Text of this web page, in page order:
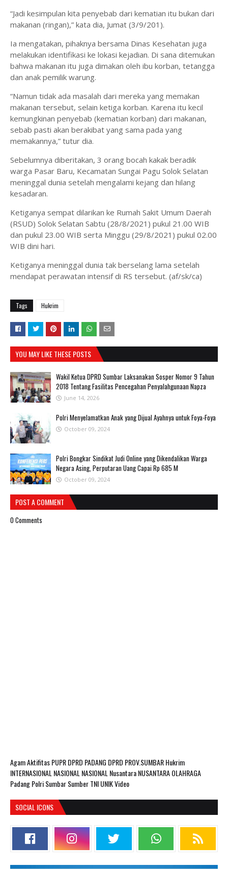
“Jadi kesimpulan kita penyebab dari kematian itu bukan dari
makanan (ringan),” kata dia, Jumat (3/9/201).
Ia mengatakan, pihaknya bersama Dinas Kesehatan juga
melakukan identifikasi ke lokasi kejadian. Di sana ditemukan
bahwa makanan itu juga dimakan oleh ibu korban, tetangga
dan anak pemilik warung.
“Namun tidak ada masalah dari mereka yang memakan
makanan tersebut, selain ketiga korban. Karena itu kecil
kemungkinan penyebab (kematian korban) dari makanan,
sebab pasti akan berakibat yang sama pada yang
memakannya,” tutur dia.
Sebelumnya diberitakan, 3 orang bocah kakak beradik
warga Pasar Baru, Kecamatan Sungai Pagu Solok Selatan
meninggal dunia setelah mengalami kejang dan hilang
kesadaran.
Ketiganya sempat dilarikan ke Rumah Sakit Umum Daerah
(RSUD) Solok Selatan Sabtu (28/8/2021) pukul 21.00 WIB
dan pukul 23.00 WIB serta Minggu (29/8/2021) pukul 02.00
WIB dini hari.
Ketiganya meninggal dunia tak berselang lama setelah
mendapat perawatan intensif di RS tersebut. (af/sk/ca)
Tags Hukrim
YOU MAY LIKE THESE POSTS
Wakil Ketua DPRD Sumbar Laksanakan Sosper Nomor 9 Tahun
2018 Tentang Fasilitas Pencegahan Penyalahgunaan Napza
June 14, 2026
Polri Menyelamatkan Anak yang Dijual Ayahnya untuk Foya-Foya
October 09, 2024
Polri Bongkar Sindikat Judi Online yang Dikendalikan Warga
Negara Asing, Perputaran Uang Capai Rp 685 M
October 09, 2024
POST A COMMENT
0 Comments
AgamAktifitas PUPRDPRD PADANG DPRD PROV.SUMBARHukrim
INTERNASIONAL NASIONAL NASIONAL NusantaraNUSANTARAOLAHRAGA
PadangPolriSumbarSumberTNIUNIKVideo
SOCIAL ICONS